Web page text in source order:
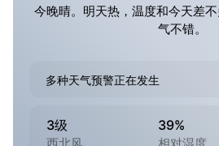
今晚晴。明天热，温度和今天差
气不错。
多种天气预警正在发生
3级
西北风
39%
相对湿度